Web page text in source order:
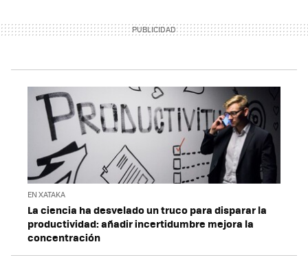
EN XATAKA
La ciencia ha desvelado un truco para disparar la
productividad: añadir incertidumbre mejora la
concentración